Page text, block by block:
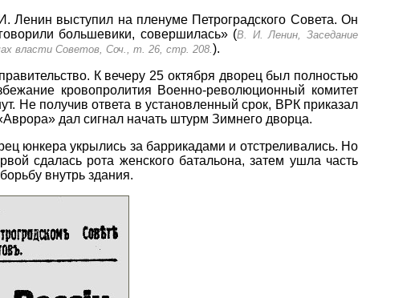
Ленин выступил на пленуме Петроградского Совета. Он
большевики, совершилась» (В. И. Ленин, Заседание
власти Советов, Соч., т. 26, стр. 208. ).
К вечеру 25 октября дворец был полностью
кровопролития Военно-революционный комитет
Не получив ответа в установленный срок, ВРК приказал
дал сигнал начать штурм Зимнего дворца.
укрылись за баррикадами и отстреливались. Но
сдалась рота женского батальона, затем ушла часть
внутрь здания.